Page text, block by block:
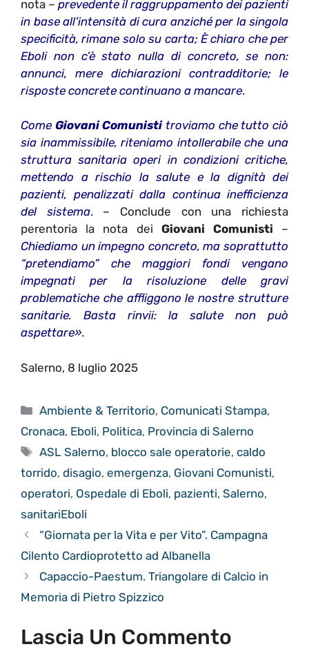
nota – prevedente il raggruppamento dei pazienti
in base all’intensità di cura anziché per la singola
specificità, rimane solo su carta; È chiaro che per
Eboli non c’è stato nulla di concreto, se non:
annunci, mere dichiarazioni contradditorie; le
risposte concrete continuano a mancare.
Come Giovani Comunistitroviamo che tutto ciò
sia inammissibile, riteniamo intollerabile che una
struttura sanitaria operi in condizioni critiche,
mettendo a rischio la salute e la dignità dei
pazienti, penalizzati dalla continua inefficienza
del sistema. – Conclude con una richiesta
perentoria la nota dei Giovani Comunisti –
Chiediamo un impegno concreto, ma soprattutto
“pretendiamo” che maggiori fondi vengano
impegnati per la risoluzione delle gravi
problematiche che affliggono le nostre strutture
sanitarie. Basta rinvii: la salute non può
aspettare».
Salerno, 8 luglio 2025
Categorie
Ambiente & Territorio, Comunicati Stampa,
Cronaca, Eboli, Politica, Provincia di Salerno
Tag
ASL Salerno, blocco sale operatorie,caldo
torrido, disagio, emergenza, Giovani Comunisti,
operatori, Ospedale di Eboli, pazienti, Salerno,
sanitariEboli
“Giornata per la Vita e per Vito”. Campagna
Cilento Cardioprotetto ad Albanella
Capaccio-Paestum. Triangolare di Calcio in
Memoria di Pietro Spizzico
Lascia Un Commento